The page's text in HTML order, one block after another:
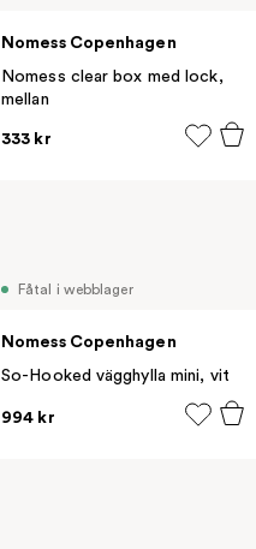
Nomess Copenhagen
Nomess clear box med lock,
mellan
333 kr
Fåtal i webblager
Nomess Copenhagen
So-Hooked vägghylla mini, vit
994 kr